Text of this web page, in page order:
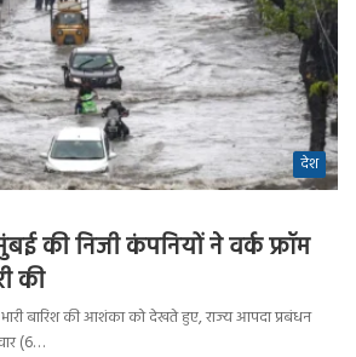
देश
की निजी कंपनियों ने वर्क फ्रॉम
की
बारिश की आशंका को देखते हुए, राज्य आपदा प्रबंधन
(6…